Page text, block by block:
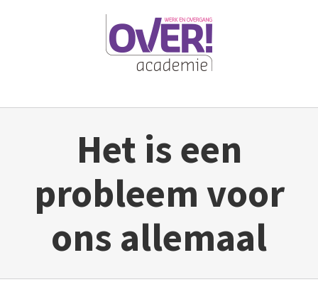
Het is een
probleem voor
ons allemaal